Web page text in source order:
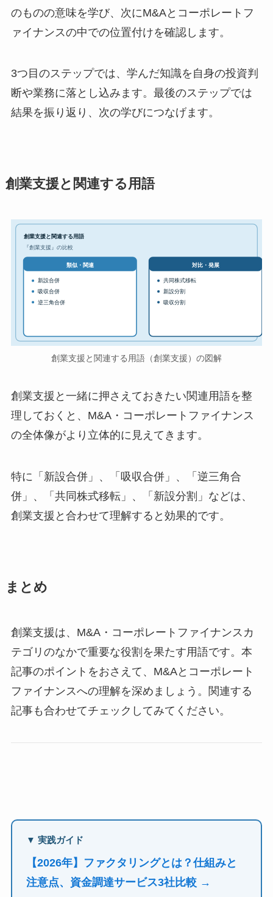
のものの意味を学び、次にM&Aとコーポレートフ
ァイナンスの中での位置付けを確認します。
3つ目のステップでは、学んだ知識を自身の投資判
断や業務に落とし込みます。最後のステップでは
結果を振り返り、次の学びにつなげます。
創業支援と関連する用語
創業支援と関連する用語
『創業支援』の比較
類似・関連
新設合併
吸収合併
逆三角合併
対比・発展
共同株式移転
新設分割
吸収分割
創業支援と関連する用語（創業支援）の図解
創業支援と一緒に押さえておきたい関連用語を整
理しておくと、M&A・コーポレートファイナンス
の全体像がより立体的に見えてきます。
特に「新設合併」、「吸収合併」、「逆三角合
併」、「共同株式移転」、「新設分割」などは、
創業支援と合わせて理解すると効果的です。
まとめ
創業支援は、M&A・コーポレートファイナンスカ
テゴリのなかで重要な役割を果たす用語です。本
記事のポイントをおさえて、M&Aとコーポレート
ファイナンスへの理解を深めましょう。関連する
記事も合わせてチェックしてみてください。
▼ 実践ガイド
【2026年】ファクタリングとは？仕組みと
注意点、資金調達サービス3社比較 →